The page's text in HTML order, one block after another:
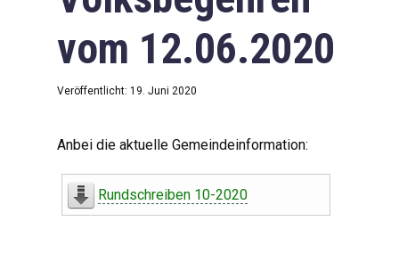
vom 12.06.2020
Veröffentlicht: 19. Juni 2020
Anbei die aktuelle Gemeindeinformation:
Rundschreiben 10-2020